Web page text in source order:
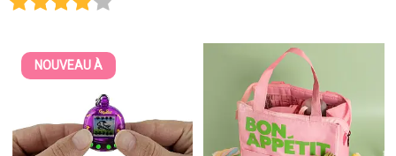
NOUVEAU À